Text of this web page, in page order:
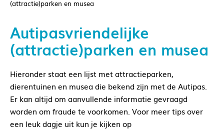
(attractie)parken en musea
Autipasvriendelijke
(attractie)parken en musea
Hieronder staat een lijst met attractieparken,
dierentuinen en musea die bekend zijn met de Autipas.
Er kan altijd om aanvullende informatie gevraagd
worden om fraude te voorkomen. Voor meer tips over
een leuk dagje uit kun je kijken op